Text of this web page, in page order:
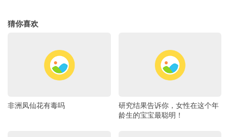
猜你喜欢
非洲凤仙花有毒吗
研究结果告诉你，女性在这个年
龄生的宝宝最聪明！